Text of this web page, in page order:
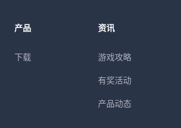
产品
下载
资讯
游戏攻略
有奖活动
产品动态